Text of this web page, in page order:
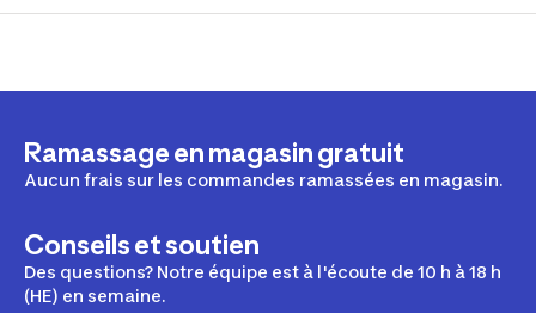
Ramassage en magasin gratuit
Aucun frais sur les commandes ramassées en magasin.
Conseils et soutien
Des questions? Notre équipe est à l'écoute de 10 h à 18 h
(HE) en semaine.